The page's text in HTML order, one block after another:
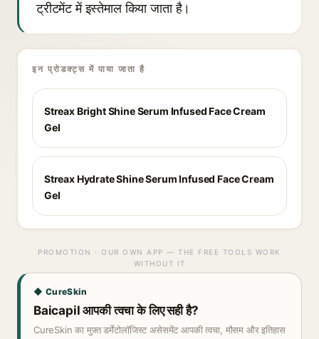
ट्रीटमेंट में इस्तेमाल किया जाता है।
इन प्रोडक्ट्स में पाया जाता है
Streax Bright Shine Serum Infused Face Cream
Gel
Streax Hydrate Shine Serum Infused Face Cream
Gel
PROMOTION · OUR OWN APP — THE FREE TOOLS WORK
WITHOUT IT
◆ CureSkin
Baicapil आपकी त्वचा के लिए सही है?
CureSkin का मुफ़्त डर्मेटोलॉजिस्ट असेसमेंट आपकी त्वचा, मौसम और इतिहास